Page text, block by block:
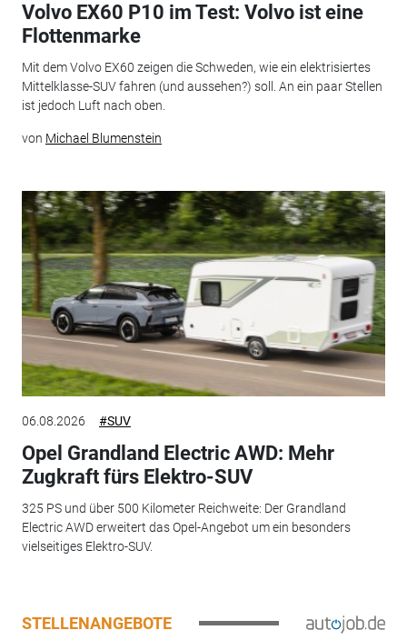
Volvo EX60 P10 im Test: Volvo ist eine
Flottenmarke
Mit dem Volvo EX60 zeigen die Schweden, wie ein elektrisiertes
Mittelklasse-SUV fahren (und aussehen?) soll. An ein paar Stellen
ist jedoch Luft nach oben.
von Michael Blumenstein
06.08.2026 #SUV
Opel Grandland Electric AWD: Mehr
Zugkraft fürs Elektro-SUV
325 PS und über 500 Kilometer Reichweite: Der Grandland
Electric AWD erweitert das Opel-Angebot um ein besonders
vielseitiges Elektro-SUV.
STELLENANGEBOTE